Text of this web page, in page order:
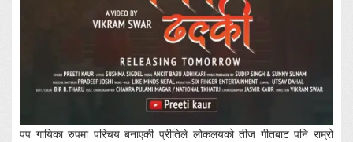
पप गायिका रुपमा परिचय बनाएकी प्रीतिले लोकलयको तीज गीतबाट पनि राम्रो